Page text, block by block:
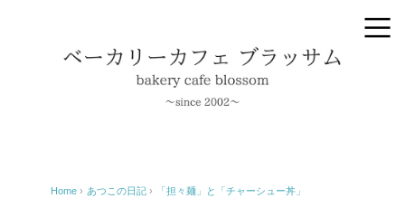
Home › あつこの日記 › 「担々麺」と「チャーシュー丼」